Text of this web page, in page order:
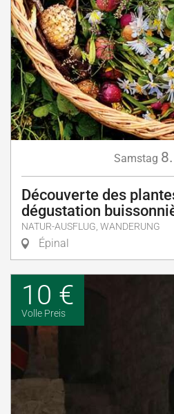
Samstag 8.
Découverte des
dégustation
NATUR-AUSFLUG, WANDERUNG
Épinal
10 €
Volle Preis